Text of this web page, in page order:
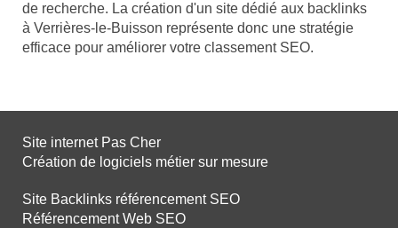
de recherche. La création d'un site dédié aux backlinks
à Verrières-le-Buisson représente donc une stratégie
efficace pour améliorer votre classement SEO.
Site internet Pas Cher
Création de logiciels métier sur mesure
Site Backlinks référencement SEO
Référencement Web SEO